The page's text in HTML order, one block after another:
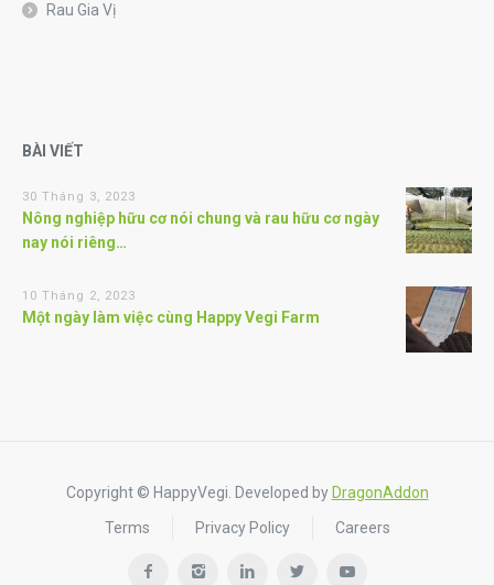
Rau Gia Vị
BÀI VIẾT
30 Tháng 3, 2023
Nông nghiệp hữu cơ nói chung và rau hữu cơ ngày
nay nói riêng…
10 Tháng 2, 2023
Một ngày làm việc cùng Happy Vegi Farm
Copyright © HappyVegi. Developed by DragonAddon
Terms
Privacy Policy Careers